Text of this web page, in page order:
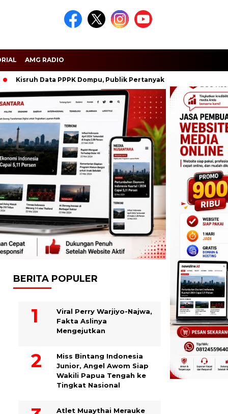
AMG RADIO
Data PPPK Dompu, Publik Pertanyakan 158 Nama
BERITA POPULER
Viral Perry Warjiyo-Najwa,
Fakta Aslinya
Mengejutkan
Miss Bintang Indonesia
Junior, Angel Awom Siap
Wakili Papua Tengah ke
Tingkat Nasional
Atlet Muaythai Merauke